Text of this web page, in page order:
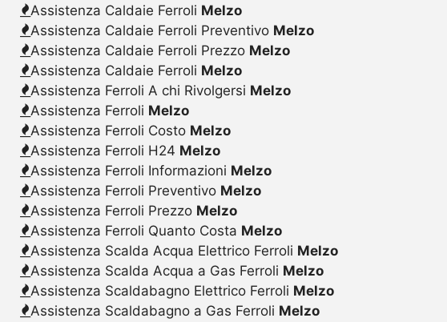
Assistenza Caldaie Ferroli Melzo
Assistenza Caldaie Ferroli Preventivo Melzo
Assistenza Caldaie Ferroli Prezzo Melzo
Assistenza Caldaie Ferroli Melzo
Assistenza Ferroli A chi Rivolgersi Melzo
Assistenza Ferroli Melzo
Assistenza Ferroli Costo Melzo
Assistenza Ferroli H24 Melzo
Assistenza Ferroli Informazioni Melzo
Assistenza Ferroli Preventivo Melzo
Assistenza Ferroli Prezzo Melzo
Assistenza Ferroli Quanto Costa Melzo
Assistenza Scalda Acqua Elettrico Ferroli Melzo
Assistenza Scalda Acqua a Gas Ferroli Melzo
Assistenza Scaldabagno Elettrico Ferroli Melzo
Assistenza Scaldabagno a Gas Ferroli Melzo